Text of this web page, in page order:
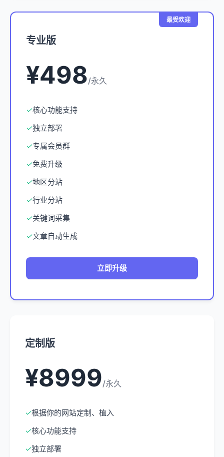
最受欢迎
专业版
¥498/永久
✓核心功能支持
✓独立部署
✓专属会员群
✓免费升级
✓地区分站
✓行业分站
✓关键词采集
✓文章自动生成
立即升级
定制版
¥8999/永久
✓根据你的网站定制、植入
✓核心功能支持
✓独立部署